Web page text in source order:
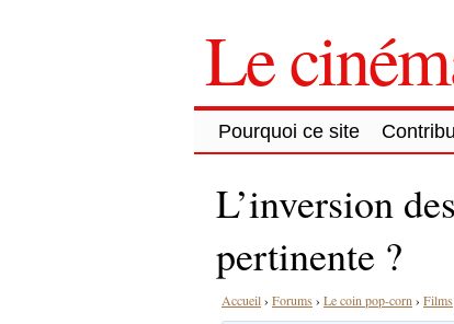
Le
Pourquoi ce site
L’inversion
pertinente ?
Accueil› Forums › Le coin pop-corn › Films